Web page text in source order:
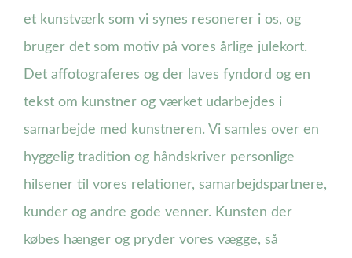
et kunstværk som vi synes resonerer i os, og
bruger det som motiv på vores årlige julekort.
Det affotograferes og der laves fyndord og en
tekst om kunstner og værket udarbejdes i
samarbejde med kunstneren. Vi samles over en
hyggelig tradition og håndskriver personlige
hilsener til vores relationer, samarbejdspartnere,
kunder og andre gode venner. Kunsten der
købes hænger og pryder vores vægge, så